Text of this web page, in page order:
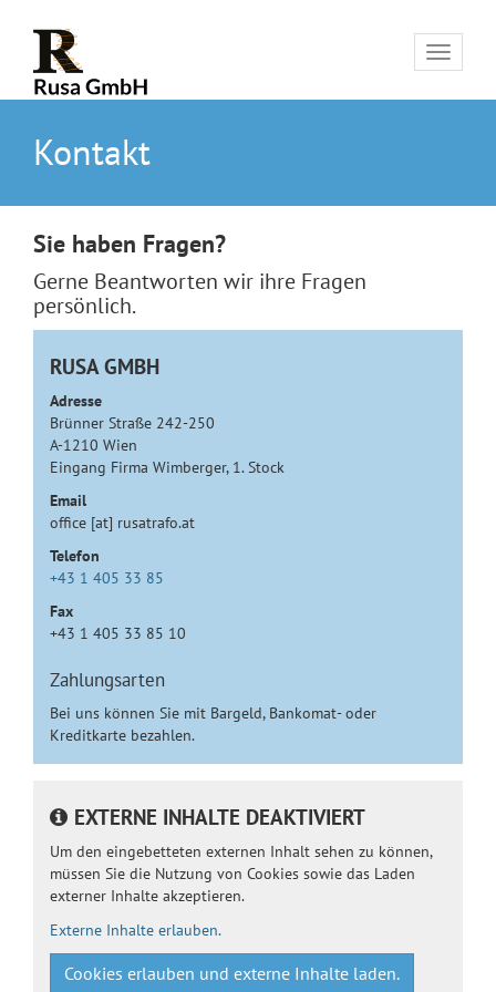
Toggle
Kontakt
Sie haben Fragen?
Gerne Beantworten wir ihre Fragen
persönlich.
RUSA GMBH
Adresse
Brünner Straße 242-250
A-1210 Wien
Eingang Firma Wimberger, 1. Stock
Email
office [at] rusatrafo.at
Telefon
+43 1 405 33 85
Fax
+43 1 405 33 85 10
Zahlungsarten
Bei uns können Sie mit Bargeld, Bankomat- oder
Kreditkarte bezahlen.
EXTERNE INHALTE DEAKTIVIERT
Um den eingebetteten externen Inhalt sehen zu können,
müssen Sie die Nutzung von Cookies sowie das Laden
externer Inhalte akzeptieren.
Externe Inhalte erlauben.
Cookies erlauben und externe Inhalte laden.